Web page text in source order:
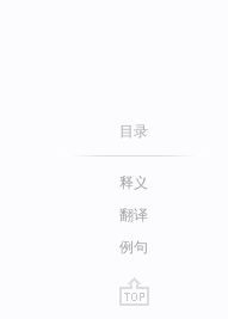
目录
释义
翻译
例句